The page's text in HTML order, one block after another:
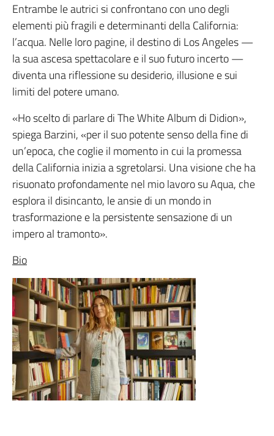
Entrambe le autrici si confrontano con uno degli
elementi più fragili e determinanti della California:
l’acqua. Nelle loro pagine, il destino di Los Angeles —
la sua ascesa spettacolare e il suo futuro incerto —
diventa una riflessione su desiderio, illusione e sui
limiti del potere umano.
«Ho scelto di parlare di The White Album di Didion»,
spiega Barzini, «per il suo potente senso della fine di
un’epoca, che coglie il momento in cui la promessa
della California inizia a sgretolarsi. Una visione che ha
risuonato profondamente nel mio lavoro su Aqua, che
esplora il disincanto, le ansie di un mondo in
trasformazione e la persistente sensazione di un
impero al tramonto».
Bio